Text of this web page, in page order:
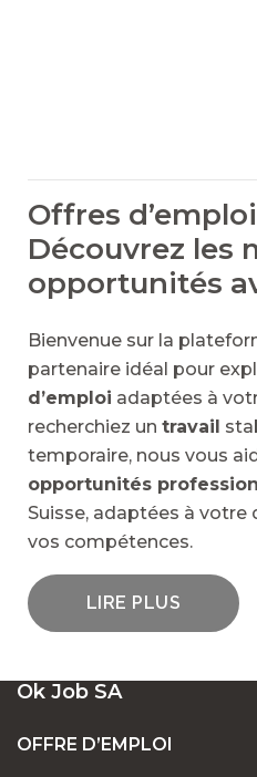
Offres
Découvrez les
opportunités
Bienvenue sur la
partenaire idéal pour
d’emploi adaptées à
recherchiez un travail
temporaire, nous vous
opportunités
Suisse, adaptées à votre
vos compétences.
LIRE PLUS
UN LARGE ÉVENTAIL
EN SUISSE
Ok Job SA
OFFRE D’EMPLOI